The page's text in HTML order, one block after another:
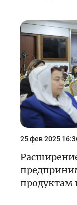
25 фев 2025
продуктам